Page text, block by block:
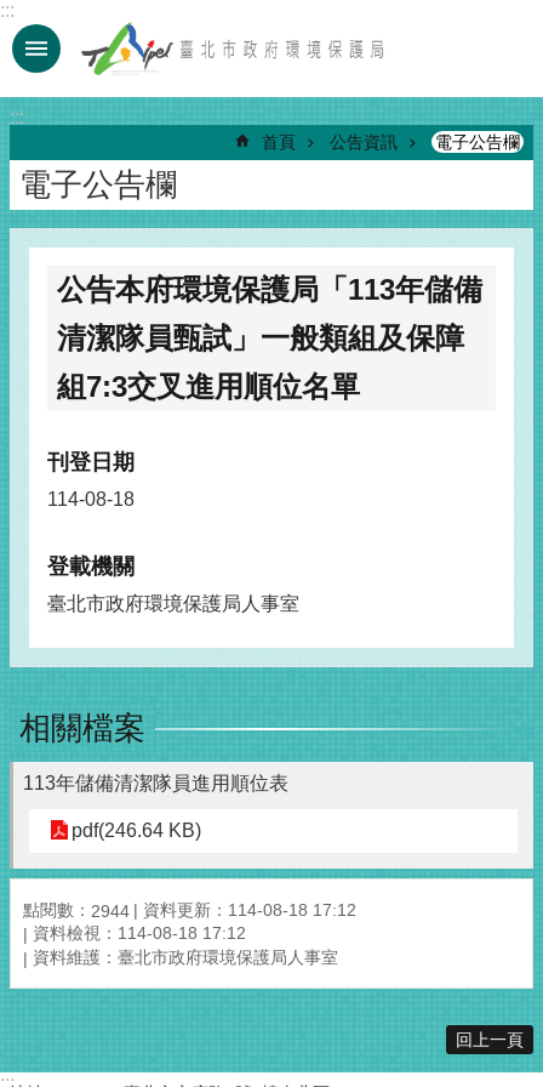
跳到主要內容區塊
:::
:::
首頁 公告資訊 電子公告欄
電子公告欄
公告本府環境保護局「113年儲備
清潔隊員甄試」一般類組及保障
組7:3交叉進用順位名單
刊登日期
114-08-18
登載機關
臺北市政府環境保護局人事室
相關檔案
113年儲備清潔隊員進用順位表
pdf(246.64 KB)
點閱數： 2944
資料更新：114-08-18 17:12
資料檢視：114-08-18 17:12
資料維護：臺北市政府環境保護局人事室
回上一頁